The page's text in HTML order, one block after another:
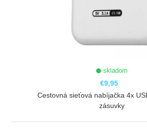
skladom
€9,95
Cestovná sieťová nabíjačka 4x
zásuvky